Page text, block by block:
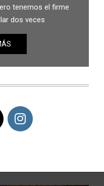
tenemos el firme
dos veces